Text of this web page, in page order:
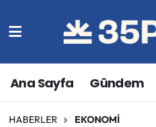
Ana Sayfa Gündem
HABERLER EKONOMI